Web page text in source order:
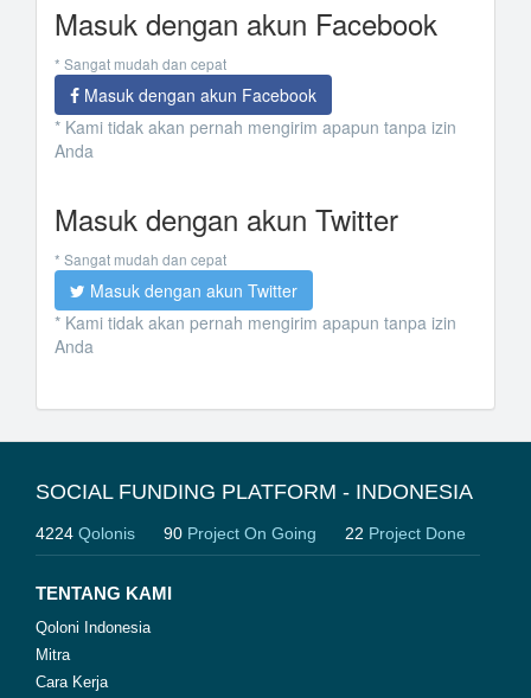
Masuk dengan akun Facebook
* Sangat mudah dan cepat
Masuk dengan akun Facebook
* Kami tidak akan pernah mengirim apapun tanpa izin
Anda
Masuk dengan akun Twitter
* Sangat mudah dan cepat
Masuk dengan akun Twitter
* Kami tidak akan pernah mengirim apapun tanpa izin
Anda
SOCIAL FUNDING PLATFORM - INDONESIA
4224 Qolonis 90 Project On Going 22 Project Done
TENTANG KAMI
Qoloni Indonesia
Mitra
Cara Kerja